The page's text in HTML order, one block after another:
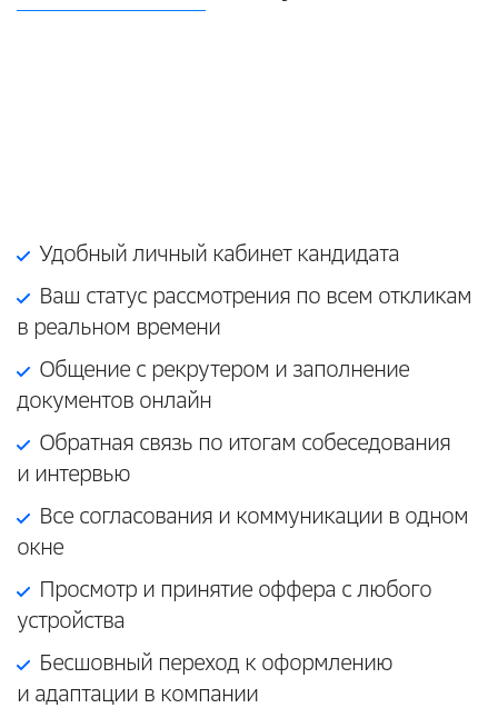
Удобный личный кабинет кандидата
Ваш статус рассмотрения по всем откликам
в реальном времени
Общение с рекрутером и заполнение
документов онлайн
Обратная связь по итогам собеседования
и интервью
Все согласования и коммуникации в одном
окне
Просмотр и принятие оффера с любого
устройства
Бесшовный переход к оформлению
и адаптации в компании